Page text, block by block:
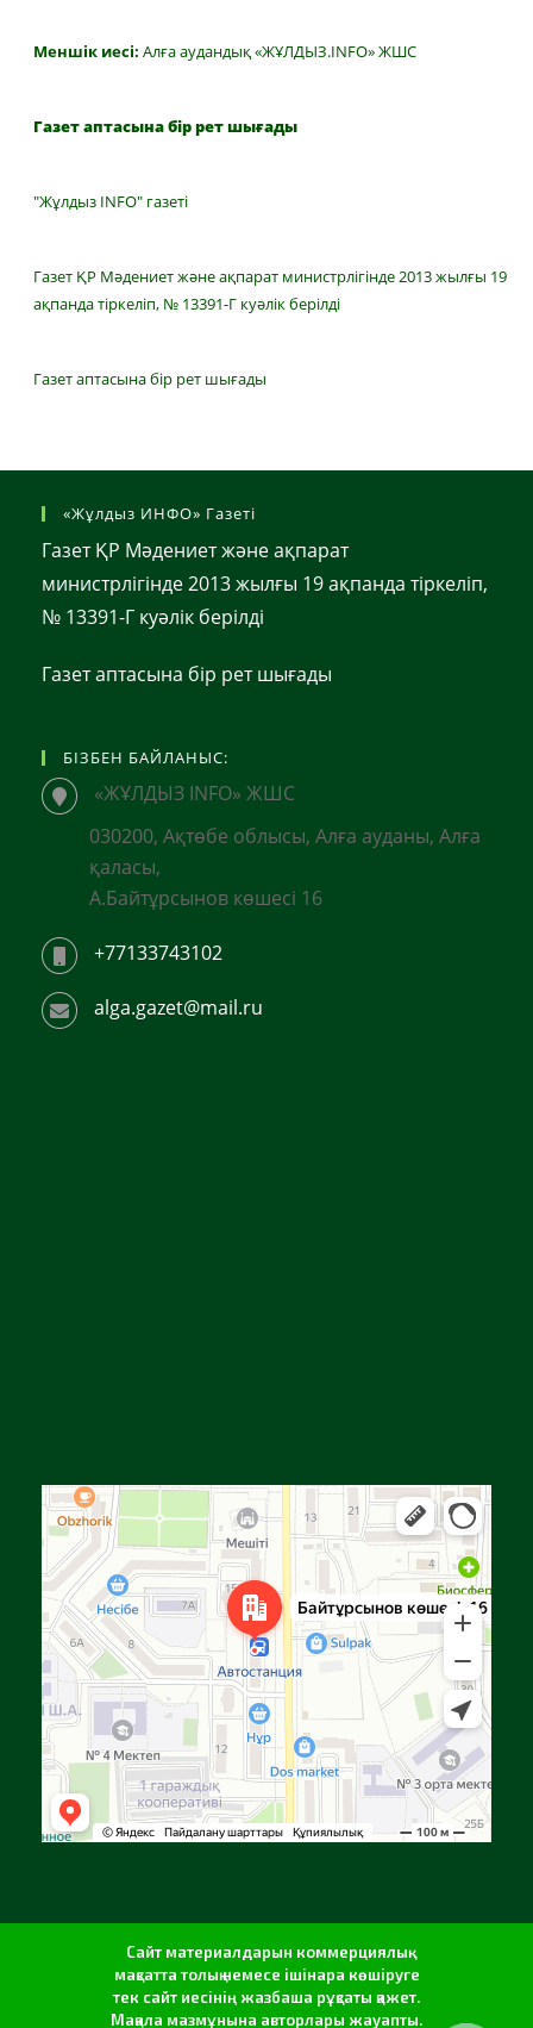
Меншік иесі: Алға аудандық «ЖҰЛДЫЗ.INFO» ЖШС
Газет аптасына бір рет шығады
"Жұлдыз INFO" газеті
Газет ҚР Мәдениет және ақпарат министрлігінде 2013 жылғы 19
ақпанда тіркеліп, № 13391-Г куәлік берілді
Газет аптасына бір рет шығады
«Жұлдыз ИНФО» Газеті
Газет ҚР Мәдениет және ақпарат
министрлігінде 2013 жылғы 19 ақпанда тіркеліп,
№ 13391-Г куәлік берілді
Газет аптасына бір рет шығады
БІЗБЕН БАЙЛАНЫС:
«ЖҰЛДЫЗ INFO» ЖШС
030200, Ақтөбе облысы, Алға ауданы, Алға
қаласы,
А.Байтұрсынов көшесі 16
+77133743102
alga.gazet@mail.ru
Яндекс Карталар — көлік, навигация, орындарды іздеу
Сайт материалдарын коммерциялық
мақсатта толық немесе ішінара көшіруге
тек сайт иесінің жазбаша рұқсаты қажет.
Мақала мазмұнына авторлары жауапты.